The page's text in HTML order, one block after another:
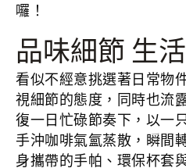
囉！
品味細節 生
看似不經意挑選著日常物
視細節的態度，同時也流
復一日忙碌節奏下，以一
手沖咖啡氣氳蒸散，瞬間
身攜帶的手帕、環保杯套